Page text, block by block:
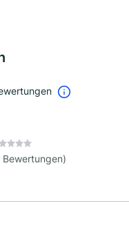
Bewertungen)